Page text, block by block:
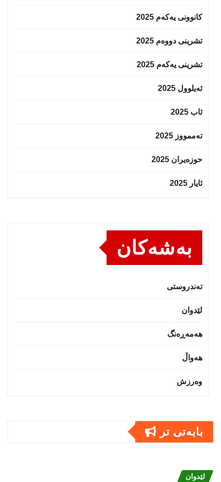
کانوونی یەکەم 2025
تشرینی دووەم 2025
تشرینی یەکەم 2025
ئەیلوول 2025
ئاب 2025
تەممووز 2025
حوزه‌یران 2025
ئایار 2025
بەشەکان
تەندروستى
لێدوان
هەمەڕەنگ
هەواڵ
وەرزش
بابەتى تر
لێدوان